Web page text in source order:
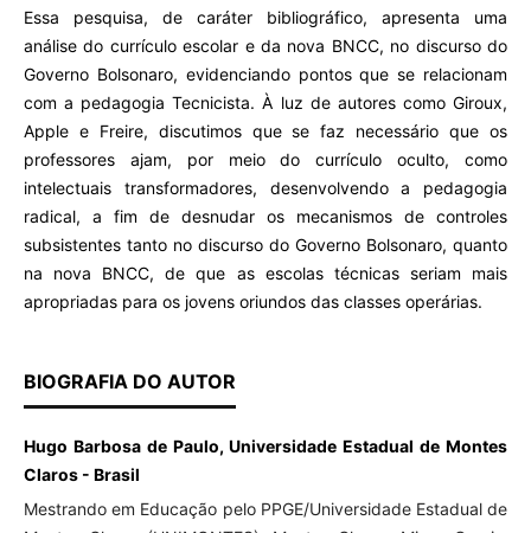
Essa pesquisa, de caráter bibliográfico, apresenta uma
análise do currículo escolar e da nova BNCC, no discurso do
Governo Bolsonaro, evidenciando pontos que se relacionam
com a pedagogia Tecnicista. À luz de autores como Giroux,
Apple e Freire, discutimos que se faz necessário que os
professores ajam, por meio do currículo oculto, como
intelectuais transformadores, desenvolvendo a pedagogia
radical, a fim de desnudar os mecanismos de controles
subsistentes tanto no discurso do Governo Bolsonaro, quanto
na nova BNCC, de que as escolas técnicas seriam mais
apropriadas para os jovens oriundos das classes operárias.
BIOGRAFIA DO AUTOR
Hugo Barbosa de Paulo, Universidade Estadual de Montes
Claros - Brasil
Mestrando em Educação pelo PPGE/Universidade Estadual de